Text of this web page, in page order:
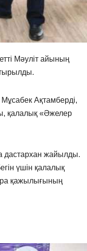
Мәуліт айының
Ақтамберді,
қалалық «Әжелер
дастархан жайылды.
үшін қалалық
қажылығының